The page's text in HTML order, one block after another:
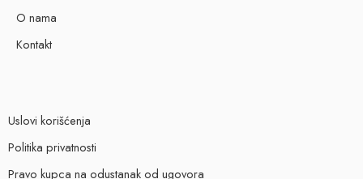
O nama
Kontakt
Uslovi korišćenja
Politika privatnosti
Pravo kupca na odustanak od ugovora